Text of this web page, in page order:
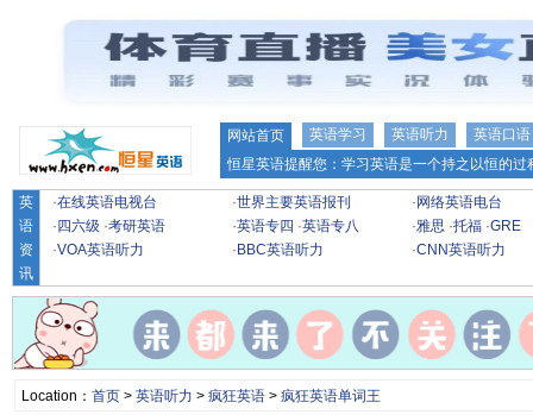
网站首页 英语学习 英语听力
英语口语
恒星英语提醒您：学习英语是一个持之以恒的
英
语
资
讯
·在线英语电视台 ·世界主要英语报刊 · 网络英语电台
· 四六级 ·考研英语 ·英语专四 ·英语专八 ·雅思 ·托福 ·GRE
·VOA英语听力 · BBC英语听力 ·CNN英语听力
Location： 首页> 英语听力 > 疯狂英语> 疯狂英语单词王